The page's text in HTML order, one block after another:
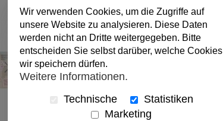
Produktart:Buch, KART
Einbandart:Softcover
Auflage:1
Sprache:Deutsch
Seitenzahl: 112 Seiten
veröffentlicht:18.01.2019
Illustration:durchgehend vierfarbig
Abmessungen:15 x 21 cm
Wir verwenden Cookies, um die Zugriffe auf
unsere Website zu analysieren. Diese Daten
werden nicht an Dritte weitergegeben. Bitte
entscheiden Sie selbst darüber, welche Cookies
wir speichern dürfen.
Weitere Informationen.
Technische
Statistiken
Marketing